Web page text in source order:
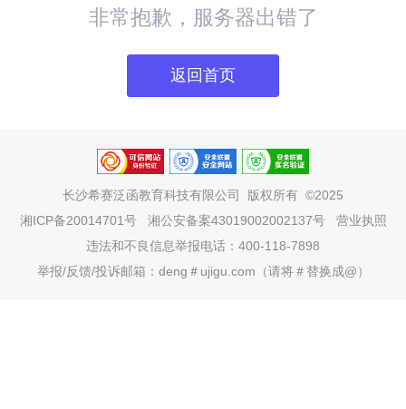
非常抱歉，服务器出错了
返回首页
长沙希赛泛函教育科技有限公司
版权所有 ©2025
湘ICP备20014701号
湘公安备案43019002002137号
营业执照
违法和不良信息举报电话：400-118-7898
举报/反馈/投诉邮箱：deng＃ujigu.com（请将＃替换成@）